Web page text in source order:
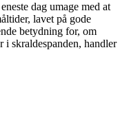
dag umage med at
lavet på gode
betydning for, om
i skraldespanden, handler